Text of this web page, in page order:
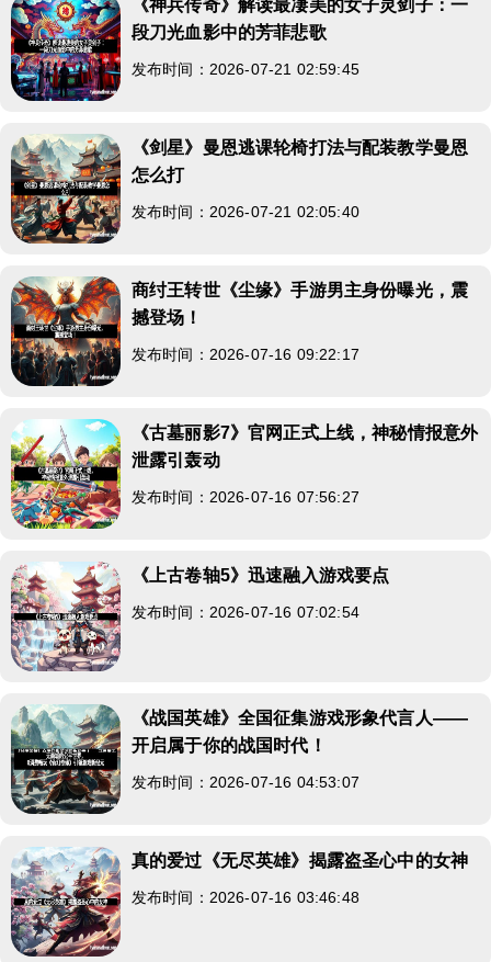
《神兵传奇》解读最凄美的女子灵剑子：一
段刀光血影中的芳菲悲歌
发布时间：2026-07-21 02:59:45
《剑星》曼恩逃课轮椅打法与配装教学曼恩
怎么打
发布时间：2026-07-21 02:05:40
商纣王转世《尘缘》手游男主身份曝光，震
撼登场！
发布时间：2026-07-16 09:22:17
《古墓丽影7》官网正式上线，神秘情报意外
泄露引轰动
发布时间：2026-07-16 07:56:27
《上古卷轴5》迅速融入游戏要点
发布时间：2026-07-16 07:02:54
《战国英雄》全国征集游戏形象代言人——
开启属于你的战国时代！
发布时间：2026-07-16 04:53:07
真的爱过《无尽英雄》揭露盗圣心中的女神
发布时间：2026-07-16 03:46:48